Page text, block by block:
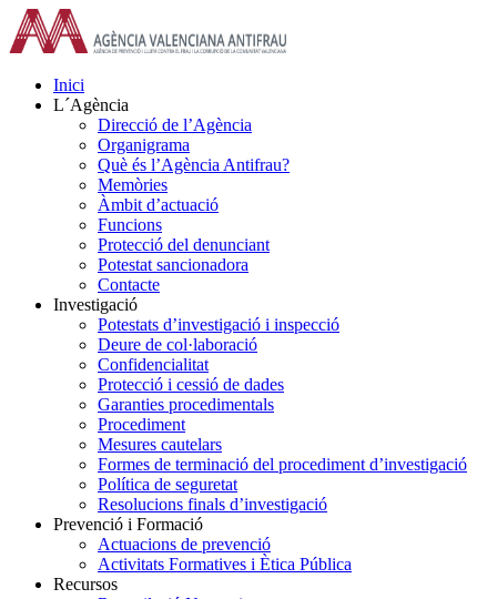
Skip
to
content
Inici
L´Agència
Direcció de l’Agència
Organigrama
Què és l’Agència Antifrau?
Memòries
Àmbit d’actuació
Funcions
Protecció del denunciant
Potestat sancionadora
Contacte
Investigació
Potestats d’investigació i inspecció
Deure de col·laboració
Confidencialitat
Protecció i cessió de dades
Garanties procedimentals
Procediment
Mesures cautelars
Formes de terminació del procediment d’investigació
Política de seguretat
Resolucions finals d’investigació
Prevenció i Formació
Actuacions de prevenció
Activitats Formatives i Ètica Pública
Recursos